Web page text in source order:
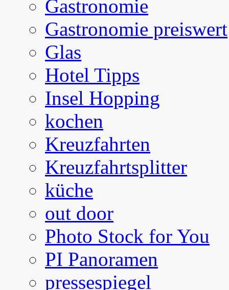
Gastronomie
Gastronomie preiswert
Glas
Hotel Tipps
Insel Hopping
kochen
Kreuzfahrten
Kreuzfahrtsplitter
küche
out door
Photo Stock for You
PI Panoramen
pressespiegel